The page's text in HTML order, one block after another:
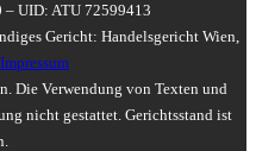
UID: ATU 72599413
Gericht: Handelsgericht Wien,
Die Verwendung von Texten und
nicht gestattet. Gerichtsstand ist